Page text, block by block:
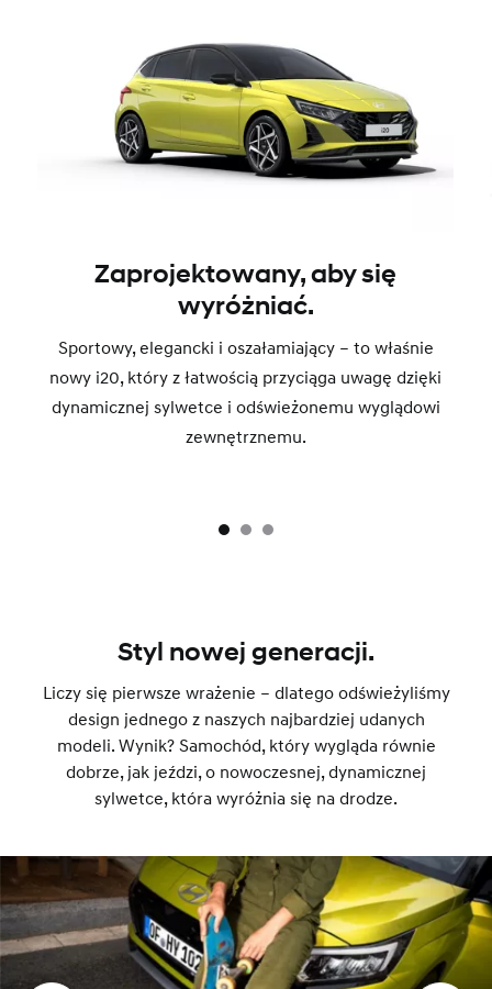
Zaprojektowany, aby się
wyróżniać.
Sportowy, elegancki i oszałamiający – to właśnie
nowy i20, który z łatwością przyciąga uwagę dzięki
dynamicznej sylwetce i odświeżonemu wyglądowi
zewnętrznemu.
Styl nowej generacji.
Liczy się pierwsze wrażenie – dlatego odświeżyliśmy
design jednego z naszych najbardziej udanych
modeli. Wynik? Samochód, który wygląda równie
dobrze, jak jeździ, o nowoczesnej, dynamicznej
sylwetce, która wyróżnia się na drodze.